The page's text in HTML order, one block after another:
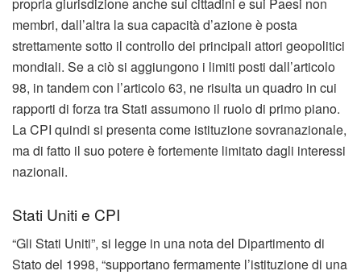
propria giurisdizione anche sui cittadini e sui Paesi non
membri, dall’altra la sua capacità d’azione è posta
strettamente sotto il controllo dei principali attori geopolitici
mondiali. Se a ciò si aggiungono i limiti posti dall’articolo
98, in tandem con l’articolo 63, ne risulta un quadro in cui
rapporti di forza tra Stati assumono il ruolo di primo piano.
La CPI quindi si presenta come istituzione sovranazionale,
ma di fatto il suo potere è fortemente limitato dagli interessi
nazionali.
Stati Uniti e CPI
“Gli Stati Uniti”, si legge in una nota del Dipartimento di
Stato del 1998, “supportano fermamente l’istituzione di una